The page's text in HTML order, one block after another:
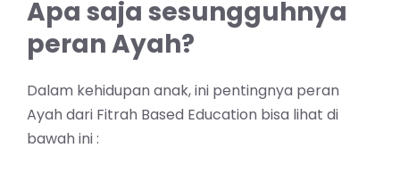
Apa saja sesungguhnya
peran Ayah?
Dalam kehidupan anak, ini pentingnya peran
Ayah dari Fitrah Based Education bisa lihat di
bawah ini :